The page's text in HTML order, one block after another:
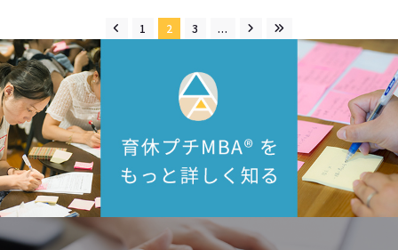
1 2 3 ...